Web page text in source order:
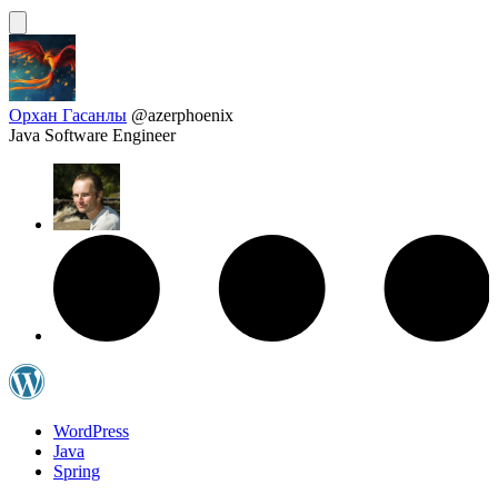
Орхан Гасанлы @azerphoenix
Java Software Engineer
WordPress
Java
Spring